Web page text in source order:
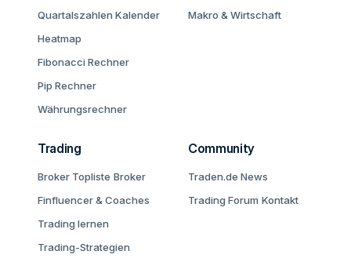
Quartalszahlen Kalender
Heatmap
Fibonacci Rechner
Pip Rechner
Währungsrechner
Makro & Wirtschaft
Trading
Broker Topliste Broker
Finfluencer & Coaches
Trading lernen
Trading-Strategien
Community
Traden.de News
Trading Forum Kontakt